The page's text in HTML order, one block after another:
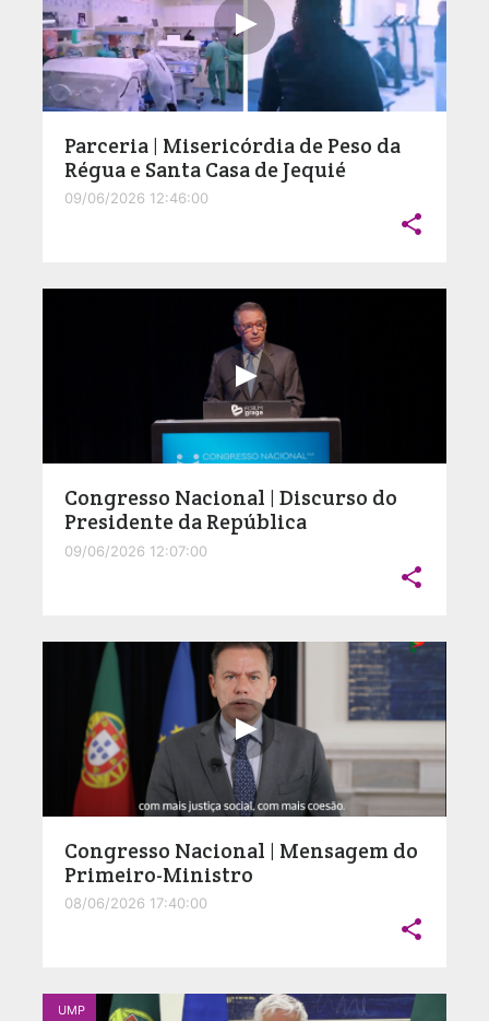
Parceria | Misericórdia de Peso da
Régua e Santa Casa de Jequié
09/06/2026 12:46:00

Congresso Nacional | Discurso do
Presidente da República
09/06/2026 12:07:00

Congresso Nacional | Mensagem do
Primeiro-Ministro
08/06/2026 17:40:00

UMP